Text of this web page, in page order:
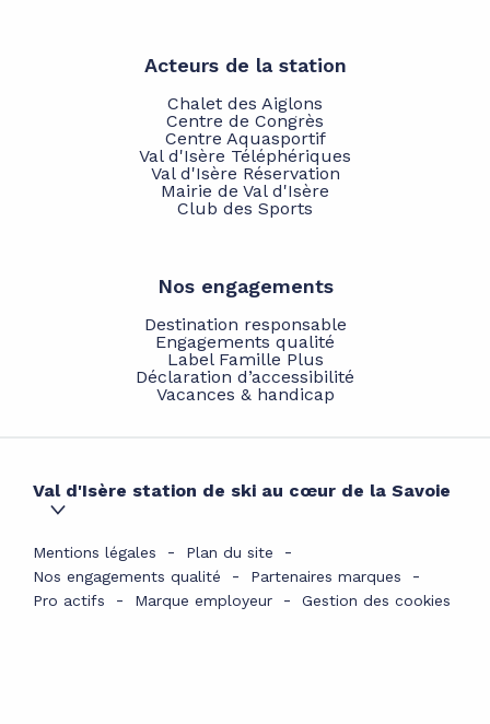
Acteurs de la station
Chalet des Aiglons
Centre de Congrès
Centre Aquasportif
Val d'Isère Téléphériques
Val d'Isère Réservation
Mairie de Val d'Isère
Club des Sports
Nos engagements
Destination responsable
Engagements qualité
Label Famille Plus
Déclaration d’accessibilité
Vacances & handicap
Val d'Isère station de ski au cœur de la Savoie
Mentions légales
Plan du site
Nos engagements qualité
Partenaires marques
Pro actifs
Marque employeur Gestion des cookies